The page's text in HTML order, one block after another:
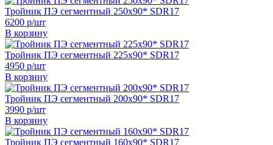
Тройник ПЭ сегментный 250х90* SDR17
6200 р/шт
В корзину
Тройник ПЭ сегментный 225х90* SDR17
4950 р/шт
В корзину
Тройник ПЭ сегментный 200х90* SDR17
3990 р/шт
В корзину
Тройник ПЭ сегментный 160х90* SDR17